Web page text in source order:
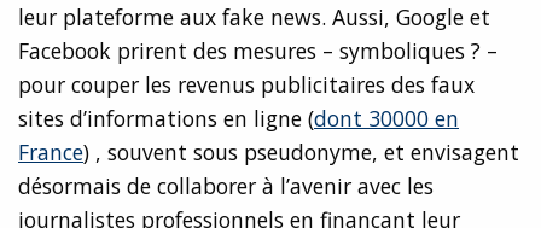
leur plateforme aux fake news. Aussi, Google et
Facebook prirent des mesures – symboliques ? –
pour couper les revenus publicitaires des faux
sites d’informations en ligne (dont 30000 en
France) , souvent sous pseudonyme, et envisagent
désormais de collaborer à l’avenir avec les
journalistes professionnels en finançant leur